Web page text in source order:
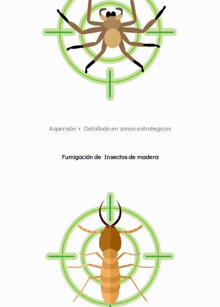
Aspersión + Detallado en zonas estrategicas
Fumigación de Insectos de madera